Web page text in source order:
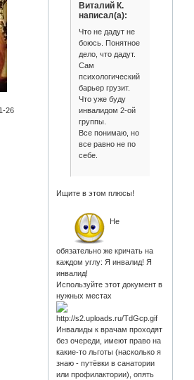
26
Виталий К.
написал(а):
Что не дадут не
боюсь. Понятное
дело, что дадут.
Сам
психологический
барьер грузит.
Что уже буду
инвалидом 2-ой
группы.
Все понимаю, но
все равно не по
себе.
Ищите в этом плюсы!
Не
обязательно же кричать на
каждом углу: Я инвалид! Я
инвалид!
Используйте этот документ в
нужных местах
Инвалиды к врачам проходят
без очереди, имеют право на
какие-то льготы (насколько я
знаю - путёвки в санатории
или профилактории), опять